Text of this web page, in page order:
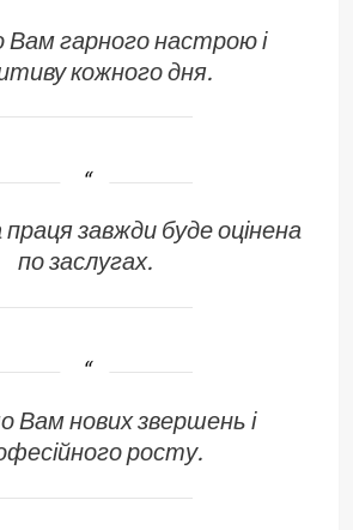
гарного настрою і
кожного дня.
завжди буде оцінена
по заслугах.
Вам нових звершень і
росту.